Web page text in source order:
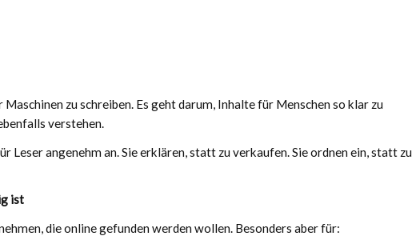
zu schreiben. Es geht darum, Inhalte für Menschen so klar zu
verstehen.
Leser angenehm an. Sie erklären, statt zu verkaufen. Sie ordnen ein, statt zu
ist
die online gefunden werden wollen. Besonders aber für: